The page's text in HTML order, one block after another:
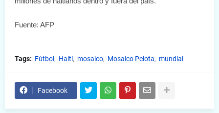
Fuente: AFP
Tags: Fútbol Haití mosaico Mosaico Pelota mundial
Facebook